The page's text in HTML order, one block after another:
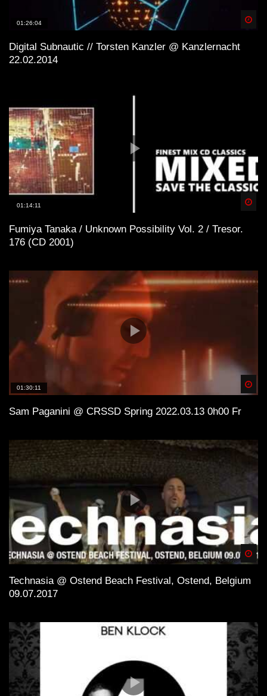
01:26:04
Digital Subnautic // Torsten Kanzler @ Kanzlernacht
22.02.2014
01:14:11
Fumiya Tanaka / Unknown Possibility Vol. 2 / Tresor.
176 (CD 2001)
01:30:11
Sam Paganini @ CRSSD Spring 2022.03.13 0h00 Fr
Technasia @ Ostend Beach Festival, Ostend, Belgium
09.07.2017